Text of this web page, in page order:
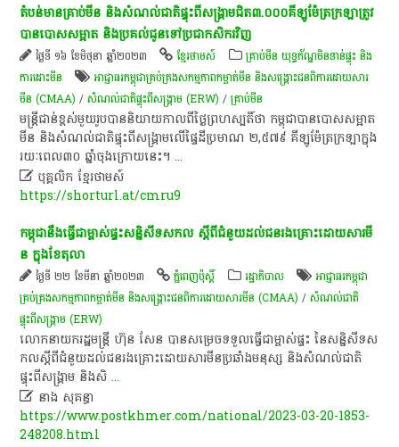
តំបន់​មាន​គ្រាប់​មីន​ និង​សំណល់​ជាតិ​ផ្ទុះ​ពី​សង្គ្រាម​ជិត​៣.០០០​គីឡូម៉ែត្រ​ក្រឡា​ត្រូវ​
បាន​បោសសម្អាត​ និង​ប្រគល់​ជូន​ទៅ​ប្រជា​កសិករ​វិញ​
ថ្ងៃទី ១៦ ខែមិថុនា ឆ្នាំ២០២៣ ខ្មែរថាមស៍
គ្រាប់មីន យុទ្ធភ័ណ្ឌមិនទាន់ផ្ទុះ និង
ការដោះមីន
អាជ្ញាធរ​កម្ពុជា​គ្រប់គ្រង​សកម្មភាព​កម្ចាត់​មីន និង​សង្គ្រោះ​ជនពិការ​ដោយសារ​
មីន (CMAA) /សំណល់ជាតិផ្ទុះពីសង្គ្រាម (ERW) /គ្រាប់មីន
​មន្ត្រីជាន់ខ្ពស់​មួយ​រូប​បាន​និយាយ​កាលពី​ថ្ងៃ​ព្រហស្បតិ៍​ថា​ កម្ពុជា​បាន​បោសសម្អាត​
មីន​ និង​សំណល់​ជាតិ​ផ្ទុះ​ពី​សង្គ្រាម​លើ​ផ្ទៃដី​ប្រមាណ​ ២,៥៧៩​ គីឡូម៉ែត្រ​ក្រឡា​ក្នុង​
រយៈពេល​៣០​ ឆ្នាំ​ចុង​ក្រោយ​នេះ​។​...
 បុគ្គលិក​ ខ្មែរ​ថា​ម​ស៍​
https://shorturl.at/cmru9
កម្ពុជា​នឹង​ធ្វើ​ជា​​ម្ចាស់​ផ្ទះ​​ស​ន្និ​សី​ទ​សក​ល ស្តី​ពី​ជំនួ​យ​ដល់​ជន​រ​ងគ្រោះដោយ​សា​រមី​
ន​ ក្នុ​ង​ខែ​តុ​លា​
ថ្ងៃទី ២២ ខែមីនា ឆ្នាំ២០២៣ ភ្នំពេញប៉ុស្តិ៍ រដ្ឋាភិបាល
អាជ្ញាធរ​កម្ពុជា​
គ្រប់គ្រង​សកម្មភាព​កម្ចាត់​មីន និង​សង្គ្រោះ​ជនពិការ​ដោយសារ​មីន (CMAA) /សំណល់ជាតិ
ផ្ទុះពីសង្គ្រាម (ERW)
លោកនាយករដ្ឋមន្ត្រី ហ៊ុន សែន​ បានសម្រេច​​ទទួល​ធ្វើជា​ម្ចាស់ផ្ទះ នៃ​​សន្និសីទ​ស​
ក​លស្តី​ពីជំ​នួ​យដ​​​ល់ជ​នរ​ង​គ្រោះ​ដោ​យសា​រ​មីនប្រ​ឆាំ​ង​មនុ​​ស្ស ​​និង​សំ​ណ​ល់​ជា​តិ​​
ផ្ទុះពី​ស​ង្រ្គា​ម​ ​និង​​សិ...
 នាង សុគន្ធា
https://www.postkhmer.com/national/2023-03-20-1853-
248208.html